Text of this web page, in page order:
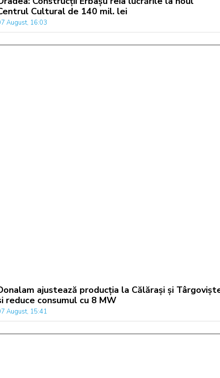
Cultural de 140 mil. lei
August, 16:03
ajustează producția la Călărași și
reduce consumul cu 8 MW
August, 15:41